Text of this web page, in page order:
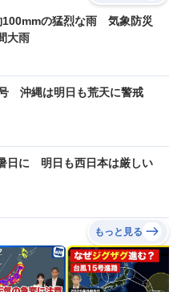
100mmの猛烈な雨 気象防災
大雨
沖縄は明日も荒天に警戒
日に 明日も西日本は厳しい
もっと見る